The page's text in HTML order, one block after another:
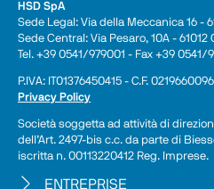
HSD SpA
Sede Legal: Via della Meccanica 16 -
Sede Central: Via Pesaro, 10A - 61012
Tel. +39 0541/979001 - Fax +39 0541/
P.IVA: IT01376450415 - C.F.
Privacy Policy
Società soggetta ad attività di
dell’Art. 2497-bis c.c. da parte di
iscritta n. 00113220412 Reg. Imprese.
ENTREPRISE